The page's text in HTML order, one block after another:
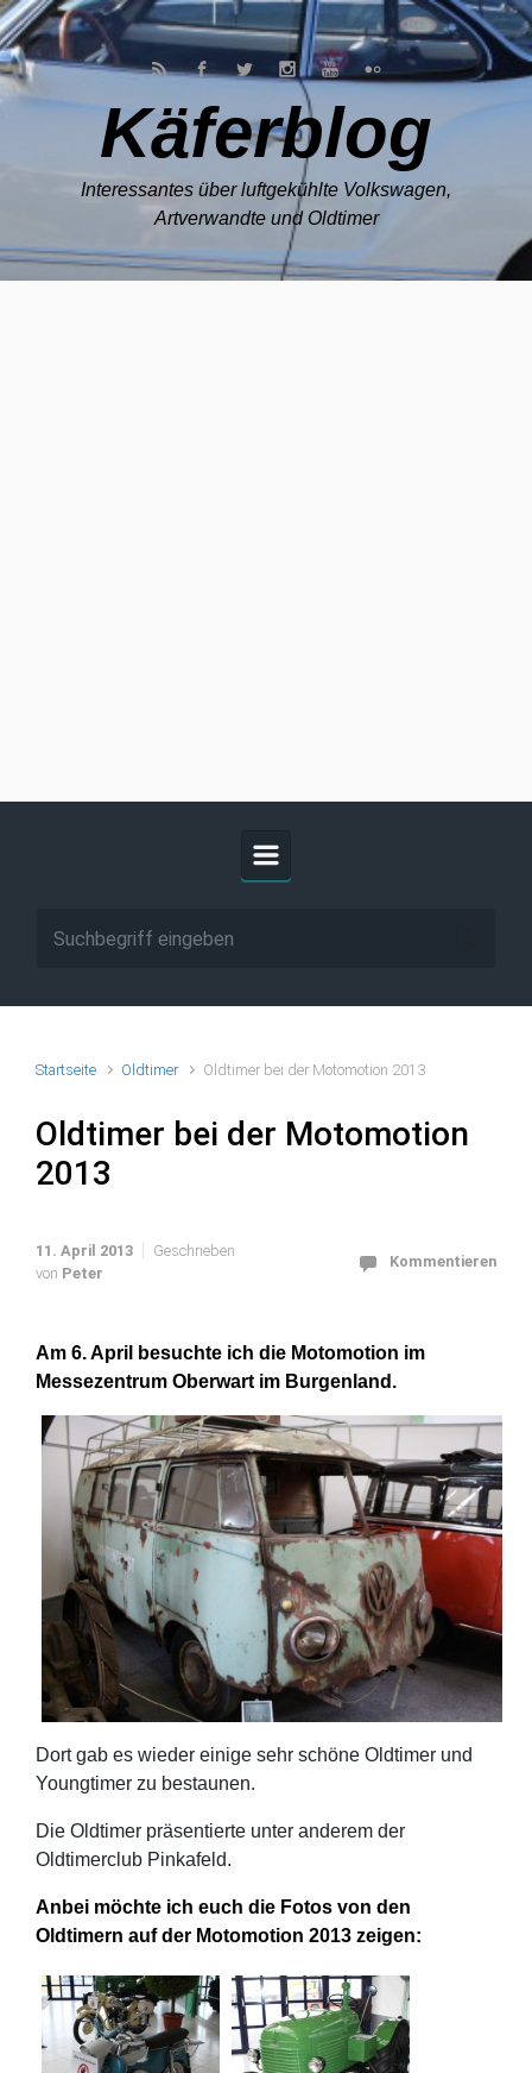
Zum Hauptinhalt springen
Käferblog
Interessantes über luftgekühlte Volkswagen,
Artverwandte und Oldtimer
Startseite Oldtimer Oldtimer bei der Motomotion 2013
Oldtimer bei der Motomotion
2013
11. April 2013
Geschrieben
von Peter
Kommentieren
Am 6. April besuchte ich die Motomotion im
Messezentrum Oberwart im Burgenland.
Dort gab es wieder einige sehr schöne Oldtimer und
Youngtimer zu bestaunen.
Die Oldtimer präsentierte unter anderem der
Oldtimerclub Pinkafeld.
Anbei möchte ich euch die Fotos von den
Oldtimern auf der Motomotion 2013 zeigen: